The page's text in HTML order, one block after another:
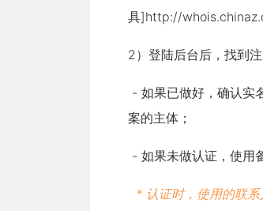
具]http://
2）登陆后台后，找到
- 如果已做好，确认实
案的主体；
- 如果未做认证，使用
* 认证时，使用的联系